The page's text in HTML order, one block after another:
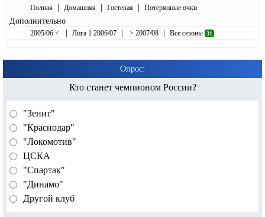
Полная | Домашняя | Гостевая | Потерянные очки
Дополнительно
2005/06 < | Лига 1 2006/07 | > 2007/08 | Все сезоны 31
Опрос:
Кто станет чемпионом России?
"Зенит"
"Краснодар"
"Локомотив"
ЦСКА
"Спартак"
"Динамо"
Другой клуб